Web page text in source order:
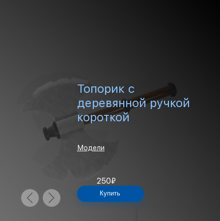
Топорик с
деревянной ручкой
короткой
Модели
250₽
Купить